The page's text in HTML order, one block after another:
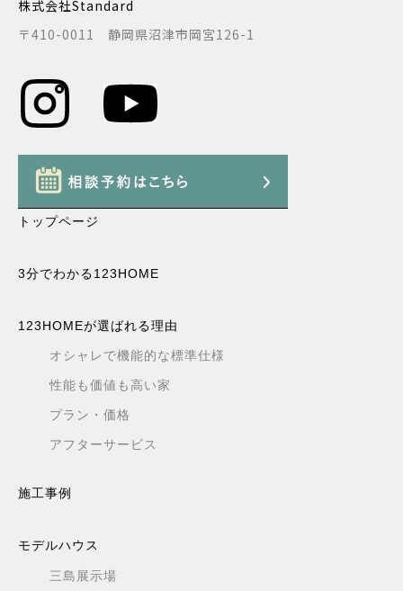
株式会社Standard
〒410-0011 静岡県沼津市岡宮126-1
トップページ
3分でわかる123HOME
123HOMEが選ばれる理由
オシャレで機能的な標準仕様
性能も価値も高い家
プラン・価格
アフターサービス
施工事例
モデルハウス
三島展示場